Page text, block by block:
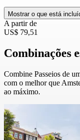
Mostrar o que está
A partir de
US$ 79,51
Combinações
Combine Passeios de
com o melhor que
ao máximo.